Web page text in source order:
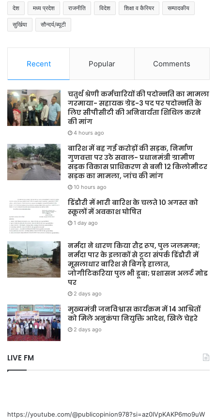
देश मध्य प्रदेश राजनीति विदेश शिक्षा व कैरियर सम्पादकीय
सुर्खिया सौन्दर्य/ब्यूटी
Recent Popular Comments
चतुर्थ श्रेणी कर्मचारियों की पदोन्नति का मामला
गरमाया- सहायक ग्रेड-3 पद पर पदोन्नति के
लिए सीपीसीटी की अनिवार्यता शिथिल करने
की मांग
4 hours ago
बारिश में बह गई करोड़ों की सड़क, निर्माण
गुणवत्ता पर उठे सवाल- प्रधानमंत्री ग्रामीण
सड़क विकास प्राधिकरण से बनी 12 किलोमीटर
सड़क का मामला, जांच की मांग
10 hours ago
डिंडौरी में भारी बारिश के चलते 10 अगस्त को
स्कूलों में अवकाश घोषित
1 day ago
नर्मदा ने धारण किया रौद्र रूप, पुल जलमग्न;
नर्मदा पार के इलाकों से टूटा संपर्क डिंडौरी में
मूसलाधार बारिश से बिगड़े हालात,
जोगीटिकरिया पुल भी डूबा; प्रशासन अलर्ट मोड
पर
2 days ago
मुख्यमंत्री जनविश्वास कार्यक्रम में 14 आश्रितों
को मिले अनुकंपा नियुक्ति आदेश, खिले चेहरे
2 days ago
LIVE FM
https://youtube.com/@publicopinion978?si=az0lVpKAKP6mo9uW